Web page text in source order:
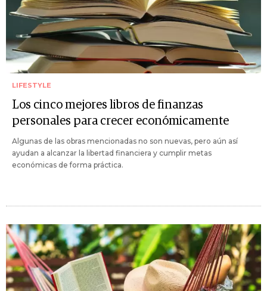
LIFESTYLE
Los cinco mejores libros de finanzas
personales para crecer económicamente
Algunas de las obras mencionadas no son nuevas, pero aún así
ayudan a alcanzar la libertad financiera y cumplir metas
económicas de forma práctica.